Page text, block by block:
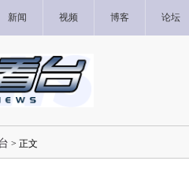
新闻 视频 博客 论坛
> 正文